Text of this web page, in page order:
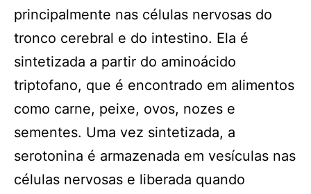
principalmente nas células nervosas do
tronco cerebral e do intestino. Ela é
sintetizada a partir do aminoácido
triptofano, que é encontrado em alimentos
como carne, peixe, ovos, nozes e
sementes. Uma vez sintetizada, a
serotonina é armazenada em vesículas nas
células nervosas e liberada quando